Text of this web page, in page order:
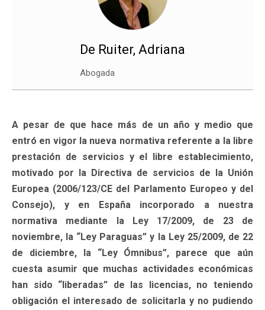
De Ruiter, Adriana
Abogada
A pesar de que hace más de un año y medio que
entró en vigor la nueva normativa referente a la libre
prestación de servicios y el libre establecimiento,
motivado por la Directiva de servicios de la Unión
Europea (2006/123/CE del Parlamento Europeo y del
Consejo), y en España incorporado a nuestra
normativa mediante la Ley 17/2009, de 23 de
noviembre, la “Ley Paraguas” y la Ley 25/2009, de 22
de diciembre, la “Ley Ómnibus”, parece que aún
cuesta asumir que muchas actividades económicas
han sido “liberadas” de las licencias, no teniendo
obligación el interesado de solicitarla y no pudiendo